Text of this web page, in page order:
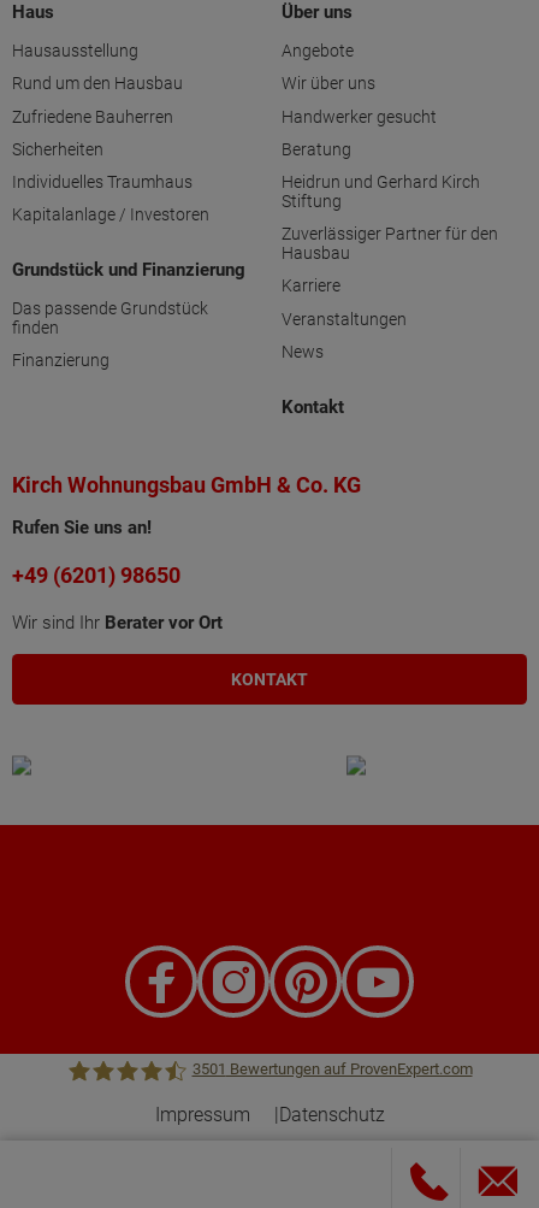
Haus
Hausausstellung
Rund um den Hausbau
Zufriedene Bauherren
Sicherheiten
Individuelles Traumhaus
Kapitalanlage / Investoren
Grundstück und Finanzierung
Das passende Grundstück
finden
Finanzierung
Über uns
Angebote
Wir über uns
Handwerker gesucht
Beratung
Heidrun und Gerhard Kirch
Stiftung
Zuverlässiger Partner für den
Hausbau
Karriere
Veranstaltungen
News
Kontakt
Kirch Wohnungsbau GmbH & Co. KG
Rufen Sie uns an!
+49 (6201) 98650
Wir sind Ihr Berater vor Ort
KONTAKT
3501 Bewertungen auf ProvenExpert.com
Impressum Datenschutz